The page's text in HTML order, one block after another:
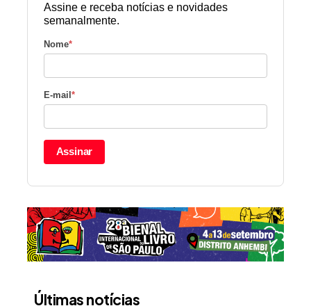
Assine e receba notícias e novidades
semanalmente.
Nome*
E-mail *
Assinar
Últimas notícias